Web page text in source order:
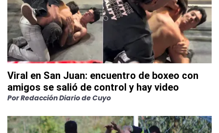
Viral en San Juan: encuentro de boxeo con
amigos se salió de control y hay video
PorRedacción Diario de Cuyo